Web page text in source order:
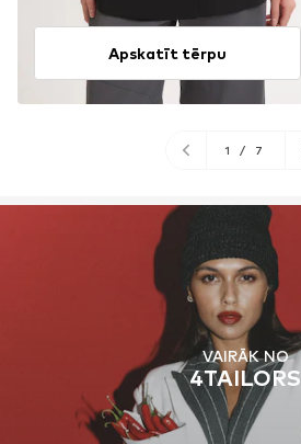
Apskatīt tērpu
1 / 7
VAIRĀK NO
4TAILORS